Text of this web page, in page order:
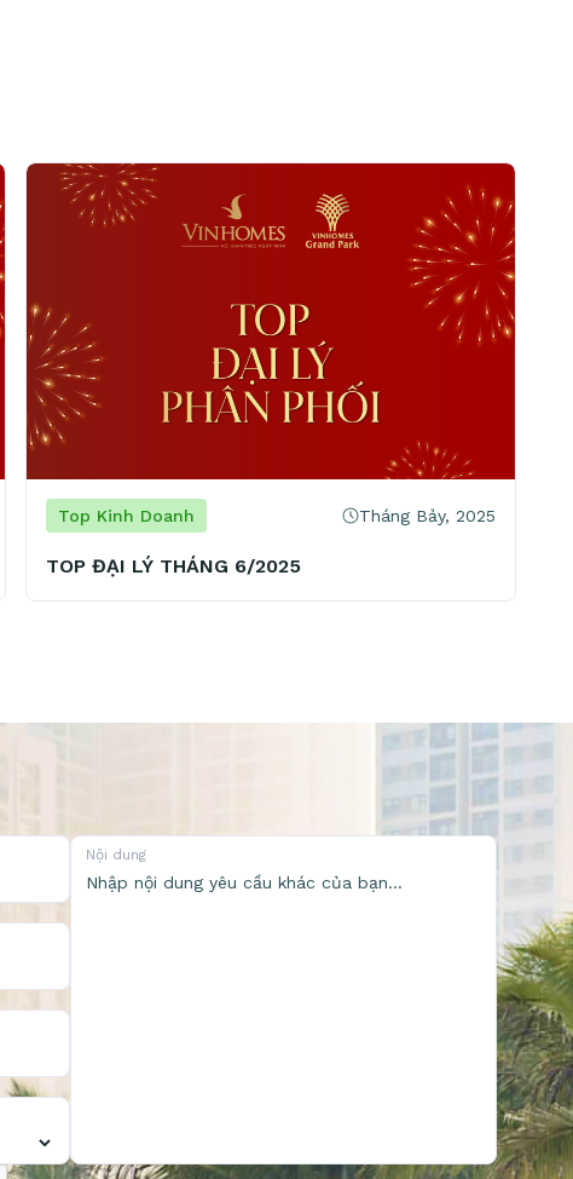
Top Kinh Doanh Tháng Bảy, 2025
TOP ĐẠI LÝ THÁNG 6/2025
Nội dung